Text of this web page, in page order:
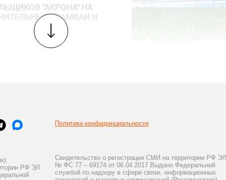
"АКРОНА" НА
ТРАМВАИ И
РФ ЭЛ
Политика конфиденциальности
Свидетельство о регистрации СМИ на территории РФ ЭЛ
№ ФС 77 – 69174 от 06.04.2017 Выдано Федеральной
службой по надзору в сфере связи, информационных